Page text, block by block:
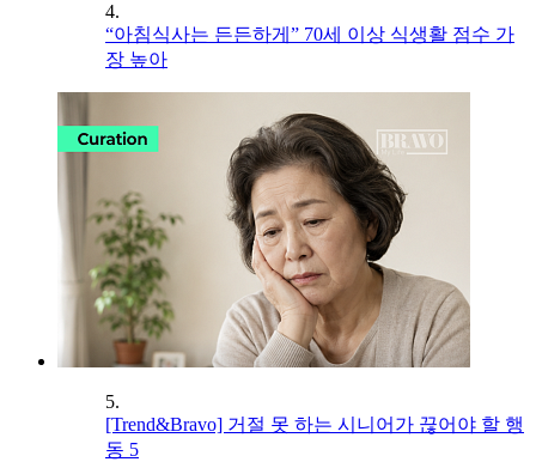
4.
“아침식사는 든든하게” 70세 이상 식생활 점수 가
장 높아
5.
[Trend&Bravo] 거절 못 하는 시니어가 끊어야 할 행
동 5